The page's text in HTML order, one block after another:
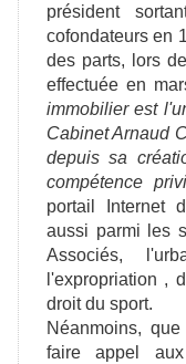
président
cofondateurs en
des parts, lors
effectuée en
immobilier est
Cabinet Arnaud
depuis sa
compétence
portail Internet
aussi parmi les
Associés,
l'expropriation ,
droit du sport.
Néanmoins,
faire appel